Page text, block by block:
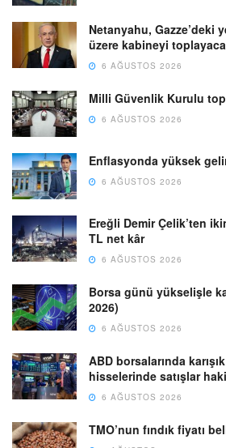
Netanyahu, Gazze’deki
üzere kabineyi
6 AĞUSTOS 2026
Milli Güvenlik Kurulu
6 AĞUSTOS 2026
Enflasyonda yüksek
6 AĞUSTOS 2026
Ereğli Demir Çelik’ten
TL net kâr
6 AĞUSTOS 2026
Borsa günü yükselişle
2026)
6 AĞUSTOS 2026
ABD borsalarında
hisselerinde satışlar
6 AĞUSTOS 2026
TMO’nun fındık fiyatı